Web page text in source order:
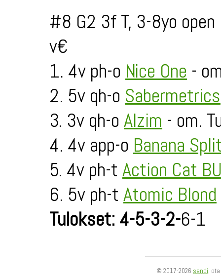
#8 G2 3f T, 3-8yo
v€
1. 4v ph-o Nice One -
2. 5v qh-o Sabermetrics
3. 3v qh-o Alzim - om.
4. 4v app-o Banana
5. 4v ph-t Action Cat
6. 5v ph-t Atomic Blond
Tulokset: 4-5-3-2-6-1
© 2017-2026 sandi,